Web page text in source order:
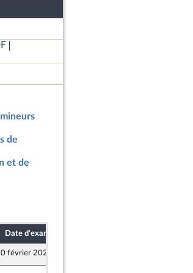
de
et de
Date d'examen
février 2021